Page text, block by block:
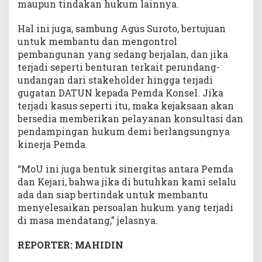
maupun tindakan hukum lainnya.
Hal ini juga, sambung Agus Suroto, bertujuan
untuk membantu dan mengontrol
pembangunan yang sedang berjalan, dan jika
terjadi seperti benturan terkait perundang-
undangan dari stakeholder hingga terjadi
gugatan DATUN kepada Pemda Konsel. Jika
terjadi kasus seperti itu, maka kejaksaan akan
bersedia memberikan pelayanan konsultasi dan
pendampingan hukum demi berlangsungnya
kinerja Pemda.
“MoU ini juga bentuk sinergitas antara Pemda
dan Kejari, bahwa jika di butuhkan kami selalu
ada dan siap bertindak untuk membantu
menyelesaikan persoalan hukum yang terjadi
di masa mendatang,” jelasnya.
REPORTER: MAHIDIN